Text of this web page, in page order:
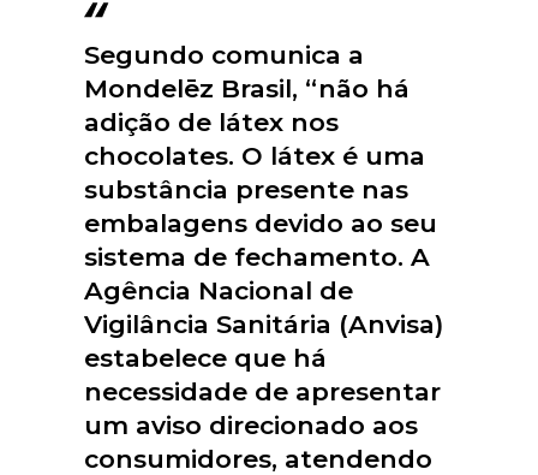
Segundo comunica a
Mondelēz Brasil, “não há
adição de látex nos
chocolates. O látex é uma
substância presente nas
embalagens devido ao seu
sistema de fechamento. A
Agência Nacional de
Vigilância Sanitária (Anvisa)
estabelece que há
necessidade de apresentar
um aviso direcionado aos
consumidores, atendendo